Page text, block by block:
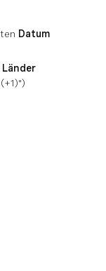
Datum
Länder